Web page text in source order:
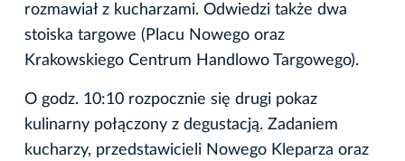
rozmawiał z kucharzami. Odwiedzi także dwa
stoiska targowe (Placu Nowego oraz
Krakowskiego Centrum Handlowo Targowego).
O godz. 10:10 rozpocznie się drugi pokaz
kulinarny połączony z degustacją. Zadaniem
kucharzy, przedstawicieli Nowego Kleparza oraz